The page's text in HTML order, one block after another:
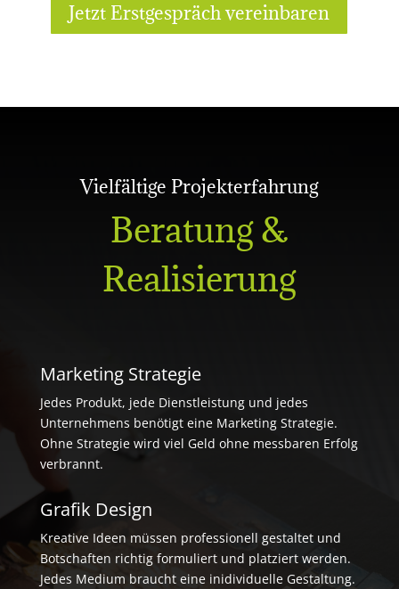
Jetzt Erstgespräch vereinbaren
Vielfältige Projekterfahrung
Beratung &
Realisierung
Marketing Strategie
Jedes Produkt, jede Dienstleistung und jedes
Unternehmens benötigt eine Marketing Strategie.
Ohne Strategie wird viel Geld ohne messbaren Erfolg
verbrannt.
Grafik Design
Kreative Ideen müssen professionell gestaltet und
Botschaften richtig formuliert und platziert werden.
Jedes Medium braucht eine inidividuelle Gestaltung.